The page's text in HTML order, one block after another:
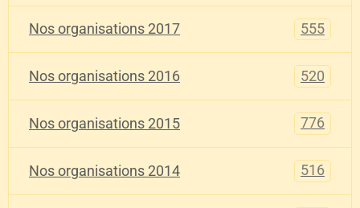
Nos organisations 2017 555
Nos organisations 2016 520
Nos organisations 2015 776
Nos organisations 2014 516